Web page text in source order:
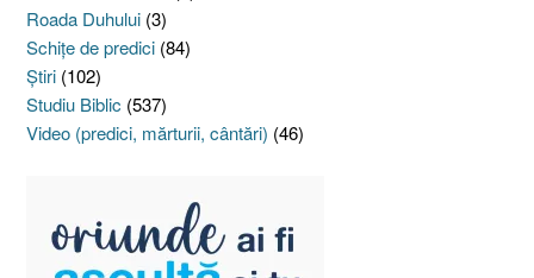
Roada Duhului (3)
Schiţe de predici (84)
Ştiri (102)
Studiu Biblic (537)
Video (predici, mărturii, cântări) (46)